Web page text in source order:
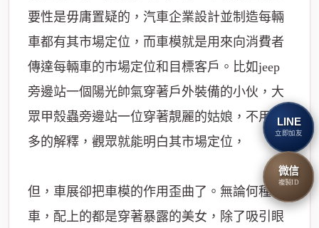
要性是毋庸置疑的，汽車企業設計並制造每輛
車都有其市場定位，而車模就是用來向消費者
傳達每輛車的市場定位和目標客戶。比如jeep
旁邊站一個陽光帥氣穿著戶外裝備的小伙，大
眾甲殼蟲旁邊站一位穿著靚麗的姑娘 ，不用過
多的解釋，觀眾就能明白其市場定位，
但，車展卻把車模的作用歪曲了。無論何種
車，配上的都是穿著暴露的美女，除了吸引眼
LINE
立即加友
微信
複製ID